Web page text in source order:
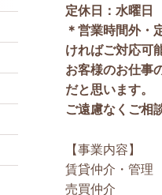
定休日：水曜日
＊営業時間外・
ければご対応可
お客様のお仕事
だと思います。
ご遠慮なくご相
【事業内容】
賃貸仲介・管理
売買仲介